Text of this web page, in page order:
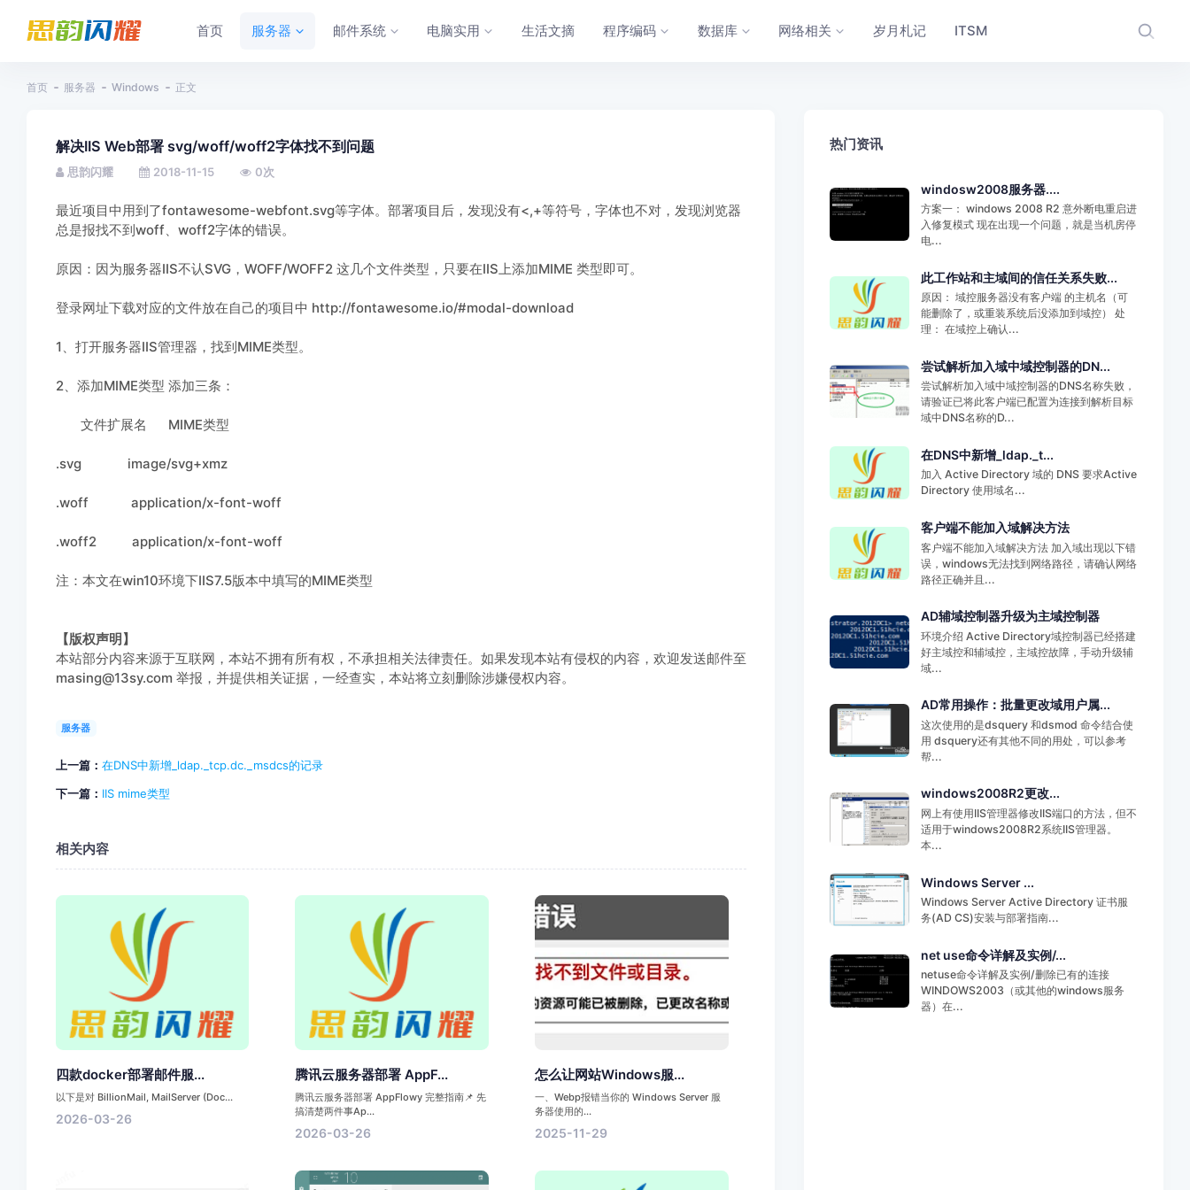
首页 服务器 邮件系统 电脑实用 生活文摘 程序编码 数据库 网络相关 岁月札记 ITSM
首页 服务器 Windows 正文
解决IIS Web部署 svg/woff/woff2字体找不到问题
思韵闪耀 2018-11-15 0次
最近项目中用到了fontawesome-webfont.svg等字体。部署项目后，发现没有<,+等符号，字体也不对，发现浏览器
总是报找不到woff、woff2字体的错误。​
原因：因为服务器IIS不认SVG，WOFF/WOFF2 这几个文件类型，只要在IIS上添加MIME 类型即可。
登录网址下载对应的文件放在自己的项目中 http://fontawesome.io/#modal-download​
1、打开服务器IIS管理器，找到MIME类型。
2、添加MIME类型 添加三条：
文件扩展名 MIME类型
.svg image/svg+xmz
​.woff application/x-font-woff
​.woff2 application/x-font-woff
注：本文在win10环境下IIS7.5版本中填写的MIME类型
【版权声明】
本站部分内容来源于互联网，本站不拥有所有权，不承担相关法律责任。如果发现本站有侵权的内容，欢迎发送邮件至
masing@13sy.com 举报，并提供相关证据，一经查实，本站将立刻删除涉嫌侵权内容。
服务器
上一篇： 在DNS中新增_ldap._tcp.dc._msdcs的记录
下一篇： IIS mime类型
相关内容
四款docker部署邮件服...
以下是对 BillionMail, MailServer (Doc...
2026-03-26
腾讯云服务器部署 AppF...
腾讯云服务器部署 AppFlowy 完整指南📌 先
搞清楚两件事Ap...
2026-03-26
怎么让网站Windows服...
一、Webp报错当你的 Windows Server 服
务器使用的...
2025-11-29
热门资讯
windosw2008服务器....
方案一： windows 2008 R2 意外断电重启进
入修复模式 现在出现一个问题，就是当机房停
电...
此工作站和主域间的信任关系失败...
原因： 域控服务器没有客户端 的主机名（可
能删除了，或重装系统后没添加到域控） 处
理： 在域控上确认...
尝试解析加入域中域控制器的DN...
尝试解析加入域中域控制器的DNS名称失败，
请验证已将此客户端已配置为连接到解析目标
域中DNS名称的D...
在DNS中新增_ldap._t...
加入 Active Directory 域的 DNS 要求Active
Directory 使用域名...
客户端不能加入域解决方法
客户端不能加入域解决方法 加入域出现以下错
误，windows无法找到网络路径，请确认网络
路径正确并且...
AD辅域控制器升级为主域控制器
环境介绍 Active Directory域控制器已经搭建
好主域控和辅域控，主域控故障，手动升级辅
域...
AD常用操作：批量更改域用户属...
这次使用的是dsquery 和dsmod 命令结合使
用 dsquery还有其他不同的用处，可以参考
帮...
windows2008R2更改...
网上有使用IIS管理器修改IIS端口的方法，但不
适用于windows2008R2系统IIS管理器。
本...
Windows Server ...
Windows Server Active Directory 证书服
务(AD CS)安装与部署指南...
net use命令详解及实例/...
netuse命令详解及实例/删除已有的连接
WINDOWS2003（或其他的windows服务
器）在...